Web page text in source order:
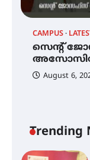
CAMPUS
സെന്റ്
August 6,
Trending